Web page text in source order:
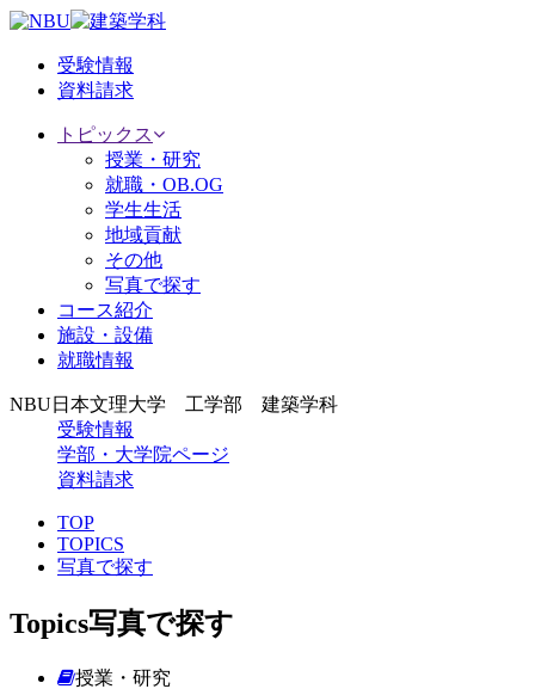
受験情報
資料請求
トピックス
授業・研究
就職・OB.OG
学生生活
地域貢献
その他
写真で探す
コース紹介
施設・設備
就職情報
NBU日本文理大学 工学部 建築学科
受験情報
学部・大学院ページ
資料請求
TOP
TOPICS
写真で探す
Topics写真で探す
授業・研究